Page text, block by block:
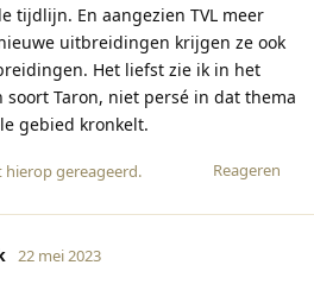
tijdlijn. En aangezien TVL meer
uitbreidingen krijgen ze ook
Het liefst zie ik in het
Taron, niet persé in dat thema
gebied kronkelt.
Reageren
hierop gereageerd.
22 mei 2023